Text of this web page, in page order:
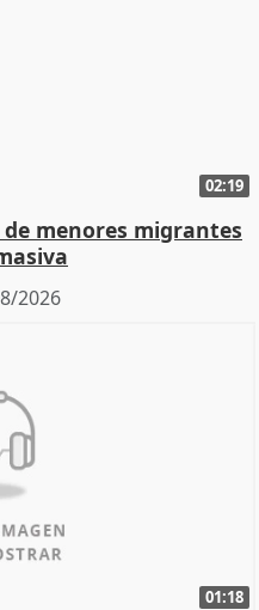
02:19
de menores migrantes
2026
01:18